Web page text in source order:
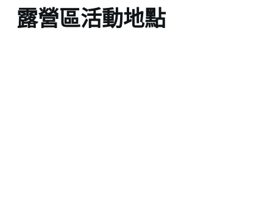
露營區活動地點